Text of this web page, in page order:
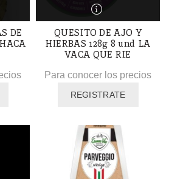
DE
QUESITO DE AJO Y
HIERBAS 128g 8 und LA
VACA QUE RIE
Para conocer los precios
REGISTRATE